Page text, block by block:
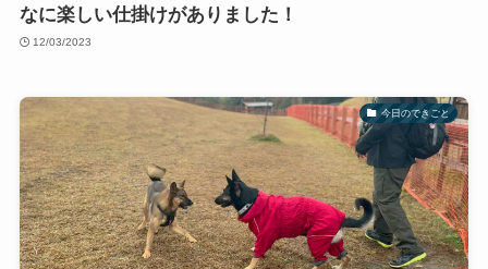
なに楽しい仕掛けがありました！
12/03/2023
今日のできごと